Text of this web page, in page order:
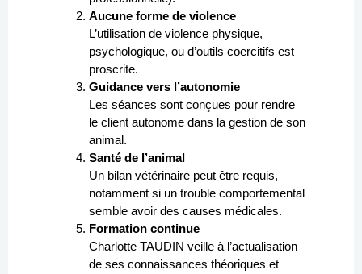
Aucune forme de violence
L’utilisation de violence physique,
psychologique, ou d’outils coercitifs est
proscrite.
Guidance vers l’autonomie
Les séances sont conçues pour rendre
le client autonome dans la gestion de son
animal.
Santé de l’animal
Un bilan vétérinaire peut être requis,
notamment si un trouble comportemental
semble avoir des causes médicales.
Formation continue
Charlotte TAUDIN veille à l’actualisation
de ses connaissances théoriques et